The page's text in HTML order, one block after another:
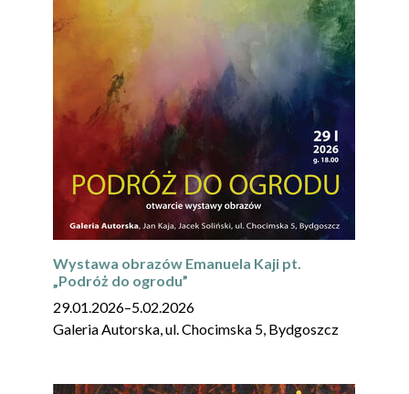
Wystawa obrazów Emanuela Kaji pt.
„Podróż do ogrodu”
29.01.2026–5.02.2026
Galeria Autorska, ul. Chocimska 5, Bydgoszcz